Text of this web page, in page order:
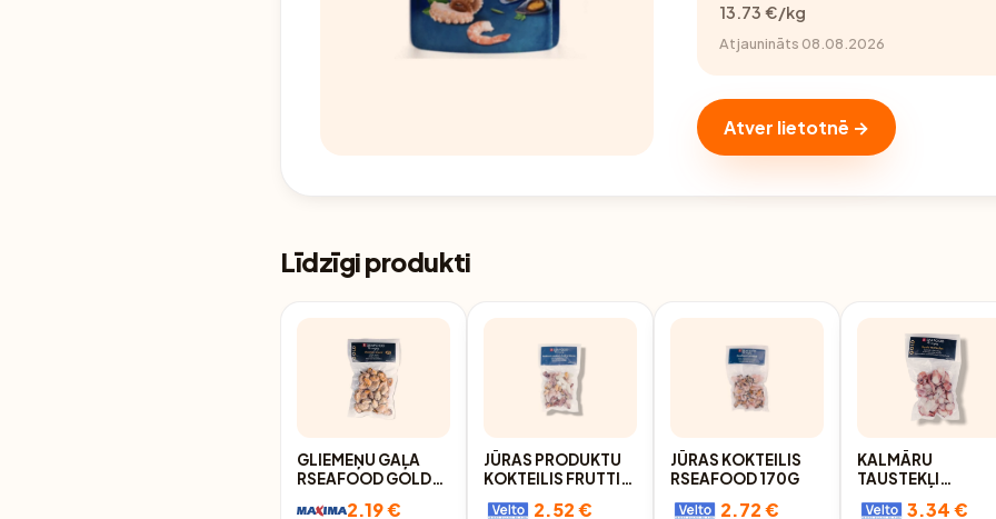
13.73 €/kg
Atjaunināts 08.08.2026
Atver lietotnē →
Līdzīgi produkti
GLIEMEŅU GAĻA
RSEAFOOD GOLD
2.19 €
JŪRAS PRODUKTU
KOKTEILIS FRUTTI
2.52 €
JŪRAS KOKTEILIS
RSEAFOOD 170G
2.72 €
KALMĀRU
TAUSTEKĻI
3.34 €